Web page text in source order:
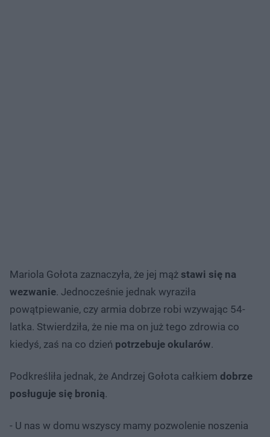
Mariola Gołota zaznaczyła, że jej mąż stawi się na
wezwanie. Jednocześnie jednak wyraziła
powątpiewanie, czy armia dobrze robi wzywając 54-
latka. Stwierdziła, że nie ma on już tego zdrowia co
kiedyś, zaś na co dzień potrzebuje okularów.
Podkreśliła jednak, że Andrzej Gołota całkiem dobrze
posługuje się bronią.
- U nas w domu wszyscy mamy pozwolenie noszenia